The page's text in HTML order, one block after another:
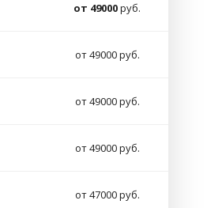
от 49000руб.
от 49000 руб.
от 49000 руб.
от 49000 руб.
от 47000 руб.